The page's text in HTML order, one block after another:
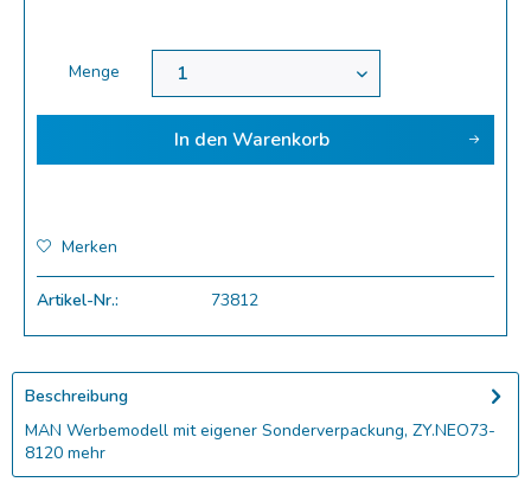
Menge
In den Warenkorb
Merken
Artikel-Nr.: 73812
Beschreibung
MAN Werbemodell mit eigener Sonderverpackung, ZY.NEO73-
8120 mehr